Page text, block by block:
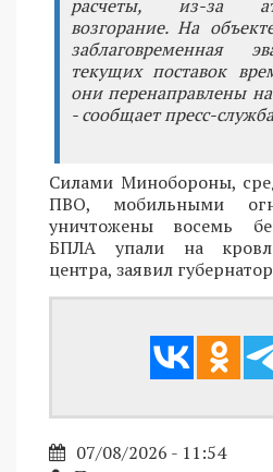
расчеты, из-за
возгорание. На
заблаговременная
текущих поставок
они перенаправлены
- сообщает пресс-
Силами Минобороны,
ПВО, мобильными
уничтожены восемь
БПЛА упали на
центра, заявил губернатор
07/08/2026 - 11:54